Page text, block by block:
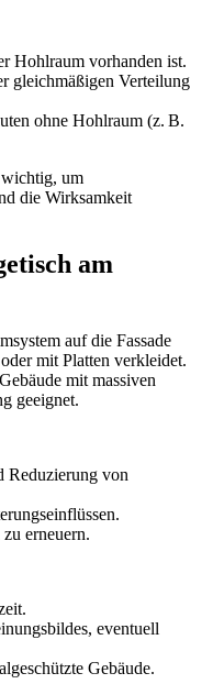
Hohlraum vorhanden ist.
gleichmäßigen Verteilung
ohne Hohlraum (z. B.
wichtig, um
die Wirksamkeit
am
auf die Fassade
mit Platten verkleidet.
mit massiven
geeignet.
Reduzierung von
erneuern.
eventuell
Gebäude.